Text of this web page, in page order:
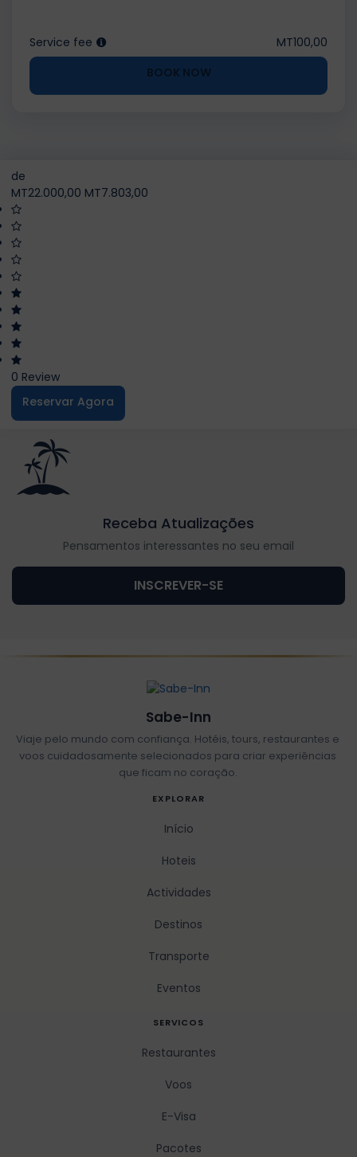
Service fee
MT100,00
BOOK NOW
de
MT22.000,00 MT7.803,00
0 Review
Reservar Agora
Receba Atualizações
Pensamentos interessantes no seu email
INSCREVER-SE
Sabe-Inn
Viaje pelo mundo com confiança. Hotéis, tours, restaurantes e
voos cuidadosamente selecionados para criar experiências
que ficam no coração.
EXPLORAR
Início
Hoteis
Actividades
Destinos
Transporte
Eventos
SERVICOS
Restaurantes
Voos
E-Visa
Pacotes